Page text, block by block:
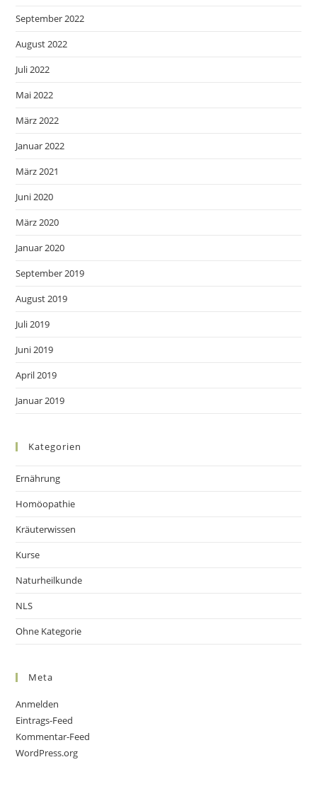
September 2022
August 2022
Juli 2022
Mai 2022
März 2022
Januar 2022
März 2021
Juni 2020
März 2020
Januar 2020
September 2019
August 2019
Juli 2019
Juni 2019
April 2019
Januar 2019
Kategorien
Ernährung
Homöopathie
Kräuterwissen
Kurse
Naturheilkunde
NLS
Ohne Kategorie
Meta
Anmelden
Eintrags-Feed
Kommentar-Feed
WordPress.org